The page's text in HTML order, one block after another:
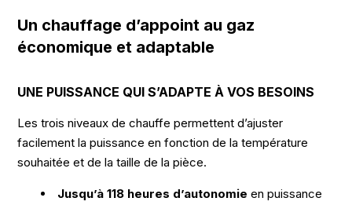
Un chauffage d’appoint au gaz
économique et adaptable
UNE PUISSANCE QUI S’ADAPTE À VOS BESOINS
Les trois niveaux de chauffe permettent d’ajuster
facilement la puissance en fonction de la température
souhaitée et de la taille de la pièce.
Jusqu’à 118 heures d’autonomie en puissance